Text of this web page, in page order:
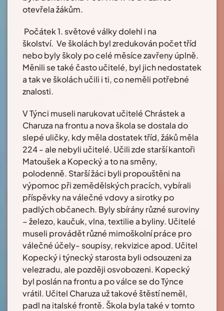
otevřela žákům.
Počátek 1. světové války dolehl i na
školství. Ve školách byl zredukován počet tříd
nebo byly školy po celé měsíce zavřeny úplně.
Měnili se také často učitelé, byl jich nedostatek
a tak ve školách učili i ti, co neměli potřebné
znalosti.
V Týnci museli narukovat učitelé Chrástek a
Charuza na frontu a nova škola se dostala do
slepé uličky, kdy měla dostatek tříd, žáků měla
224 - ale nebyli učitelé. Učili zde starší kantoři
Matoušek a Kopecký a to na směny,
polodenně. Starší žáci byli propouštěni na
výpomoc při zemědělských pracích, vybírali
příspěvky na válečné vdovy a sirotky po
padlých občanech. Byly sbírány různé suroviny
– železo, kaučuk, vlna, textilie a byliny. Učitelé
museli provádět různé mimoškolní práce pro
válečné účely- soupisy, rekvizice apod. Učitel
Kopecký i týnecký starosta byli odsouzeni za
velezradu, ale později osvobozeni. Kopecký
byl poslán na frontu a po válce se do Týnce
vrátil. Učitel Charuza už takové štěstí neměl,
padl na italské frontě. Škola byla také v tomto